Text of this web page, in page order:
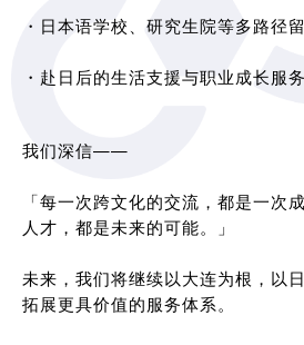
・日本语学校、研究生院等多路径
・赴日后的生活支援与职业成长服务
我们深信——
「每一次跨文化的交流，都是一次
人才，都是未来的可能。」
未来，我们将继续以大连为根，以
拓展更具价值的服务体系。